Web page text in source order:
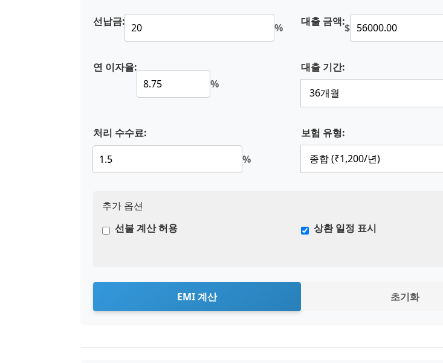
선납금: % 대출 금액:$
연 이자율:
%
대출 기간:
처리 수수료:
%
보험 유형:
추가 옵션
선불 계산 허용
상환 일정 표시
EMI 계산 초기화